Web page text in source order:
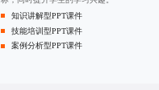
知识讲解型PPT课件
技能培训型PPT课件
案例分析型PPT课件